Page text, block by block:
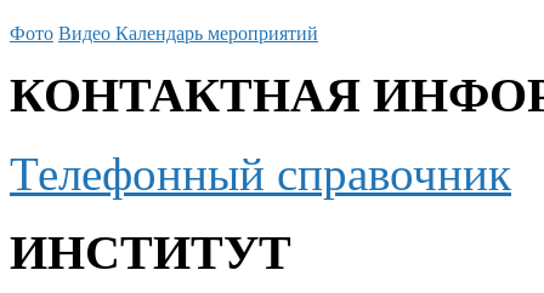
Фото Видео Календарь мероприятий
КОНТАКТНАЯ
Телефонный справочник
ИНСТИТУТ